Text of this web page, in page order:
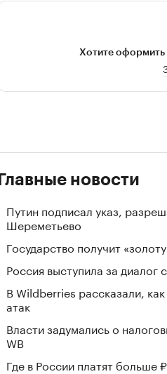
Хотите оформить
Главные новости
Путин подписал указ,
Шереметьево
Государство получит
Россия выступила за
В Wildberries рассказали,
атак
Власти задумались о
WB
Где в России платят больше